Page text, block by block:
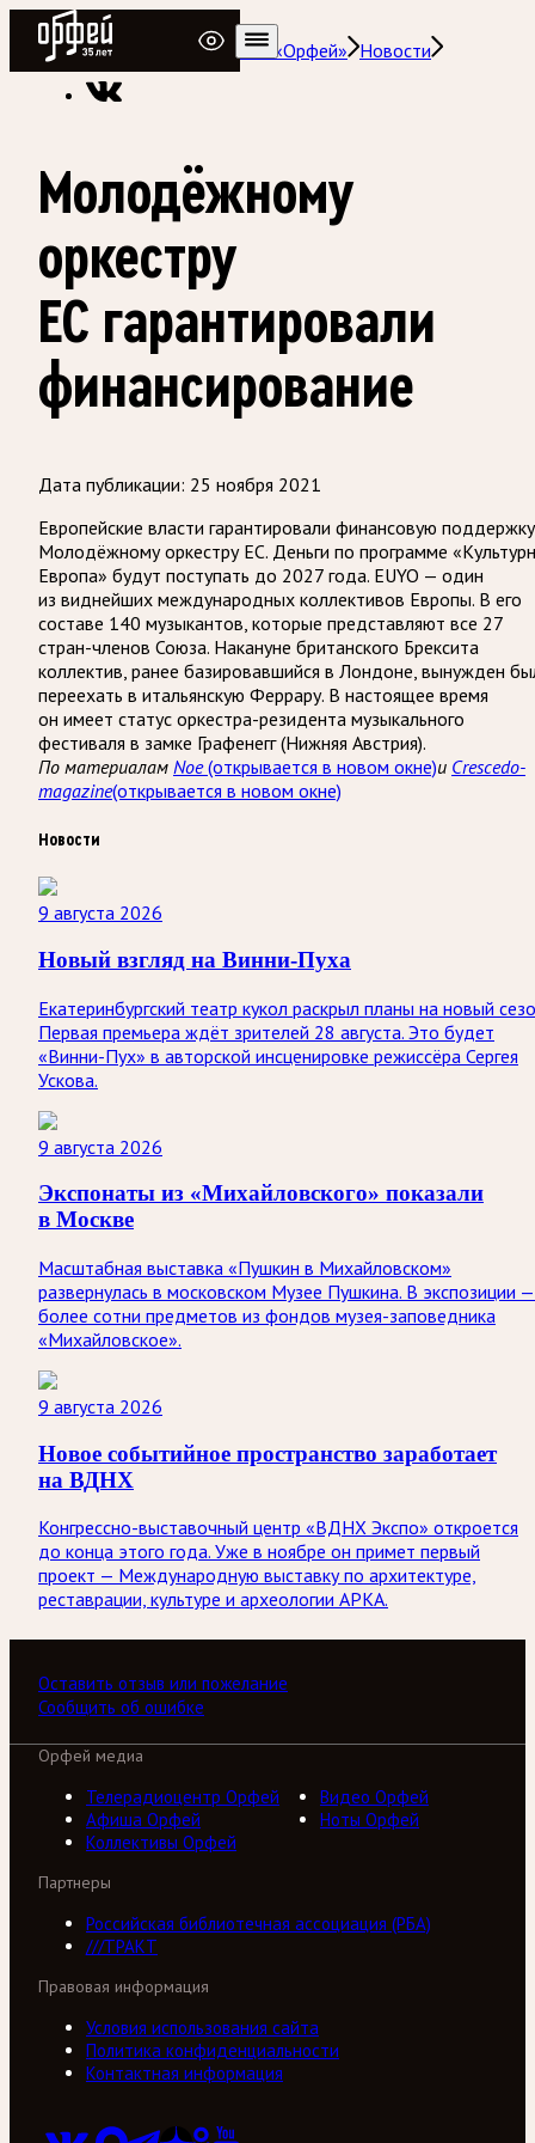
Радио Орфей
Радио классической музыки «Орфей» Новости
Молодёжному
оркестру
ЕС гарантировали
финансирование
Дата публикации: 25 ноября 2021
Европейские власти гарантировали финансовую поддержку
Молодёжному оркестру ЕС. Деньги по программе
Европа» будут поступать до 2027 года. EUYO — один
из виднейших международных коллективов Европы. В его
составе 140 музыкантов, которые представляют все 27
стран-членов Союза. Накануне британского Брексита
коллектив, ранее базировавшийся в Лондоне, вынужден
переехать в итальянскую Феррару. В настоящее время
он имеет статус оркестра-резидента музыкального
фестиваля в замке Графенегг (Нижняя Австрия).
По материалам Noe(открывается в новом окне)и Crescedo-
magazine(открывается в новом окне)
Новости
9 августа 2026
Новый взгляд на Винни-Пуха
Екатеринбургский театр кукол раскрыл планы на новый
Первая премьера ждёт зрителей 28 августа. Это будет
«Винни-Пух» в авторской инсценировке режиссёра Сергея
Ускова.
9 августа 2026
Экспонаты из «Михайловского» показали
в Москве
Масштабная выставка «Пушкин в Михайловском»
развернулась в московском Музее Пушкина. В экспозиции —
более сотни предметов из фондов музея-заповедника
«Михайловское».
9 августа 2026
Новое событийное пространство заработает
на ВДНХ
Конгрессно-выставочный центр «ВДНХ Экспо» откроется
до конца этого года. Уже в ноябре он примет первый
проект — Международную выставку по архитектуре,
реставрации, культуре и археологии АРКА.
Оставить отзыв или пожелание
Сообщить об ошибке
Орфей медиа
Телерадиоцентр Орфей
Видео Орфей
Афиша Орфей
Ноты Орфей
Коллективы Орфей
Партнеры
Российская библиотечная ассоциация (РБА)
///ТРАКТ
Правовая информация
Условия использования сайта
Политика конфиденциальности
Контактная информация